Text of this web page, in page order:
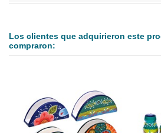
Los clientes que adquirieron este
compraron: